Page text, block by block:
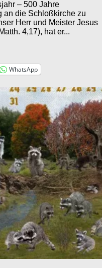
– 500 Jahre
an die Schloßkirche zu
Herr und Meister Jesus
4,17), hat er...
WhatsApp